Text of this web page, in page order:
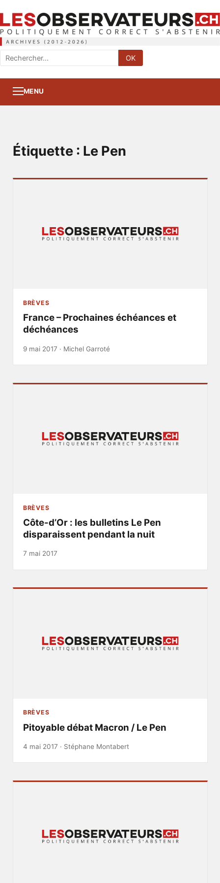
Rechercher
:
OK
MENU
Étiquette : Le Pen
BRÈVES
France – Prochaines échéances et
déchéances
9 mai 2017 · Michel Garroté
BRÈVES
Côte-d’Or : les bulletins Le Pen
disparaissent pendant la nuit
7 mai 2017
BRÈVES
Pitoyable débat Macron / Le Pen
4 mai 2017 · Stéphane Montabert